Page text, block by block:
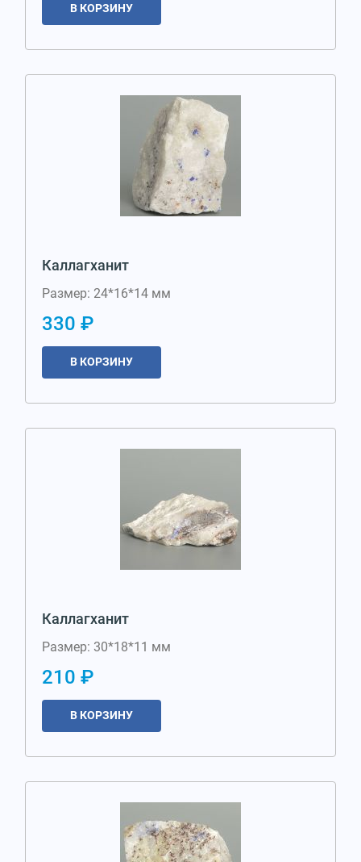
В КОРЗИНУ
Каллагханит
Размер: 24*16*14 мм
330 ₽
В КОРЗИНУ
Каллагханит
Размер: 30*18*11 мм
210 ₽
В КОРЗИНУ